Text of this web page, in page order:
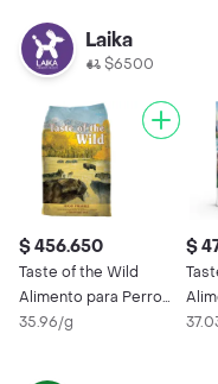
Laika
$6500
$ 456.650
Taste of the Wild
Alimento para Perro
Alto Prairie Adulto
35.96/g
$